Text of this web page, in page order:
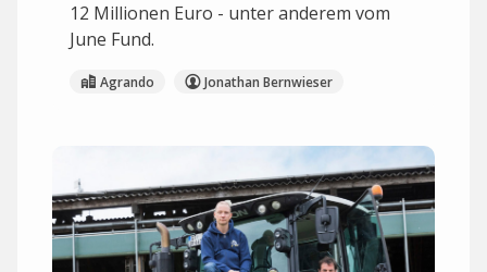
12 Millionen Euro - unter anderem vom
June Fund.
Agrando Jonathan Bernwieser